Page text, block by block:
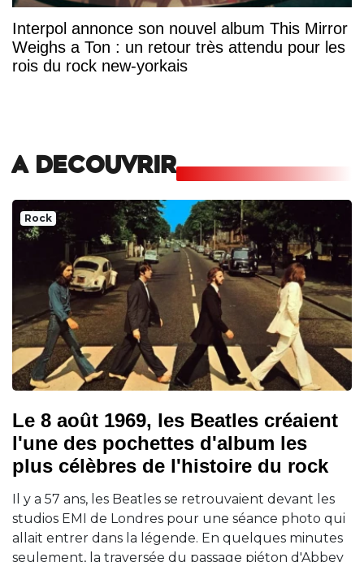
Interpol annonce son nouvel album This Mirror
Weighs a Ton : un retour très attendu pour les
rois du rock new-yorkais
A DECOUVRIR
Rock
Le 8 août 1969, les Beatles créaient
l'une des pochettes d'album les
plus célèbres de l'histoire du rock
Il y a 57 ans, les Beatles se retrouvaient devant les
studios EMI de Londres pour une séance photo qui
allait entrer dans la légende. En quelques minutes
seulement, la traversée du passage piéton d'Abbey